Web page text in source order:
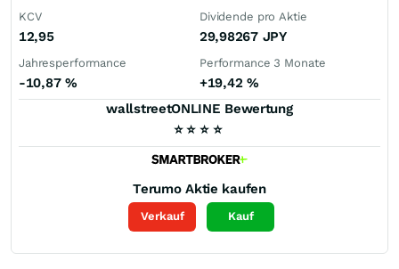
KCV
12,95
Dividende pro Aktie
29,98267 JPY
Jahresperformance
-10,87 %
Performance 3 Monate
+19,42 %
wallstreetONLINE Bewertung
⭐ ⭐ ⭐ ⭐
Terumo Aktie kaufen
Verkauf Kauf